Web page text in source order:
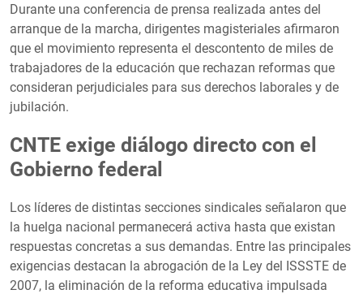
Durante una conferencia de prensa realizada antes del
arranque de la marcha, dirigentes magisteriales afirmaron
que el movimiento representa el descontento de miles de
trabajadores de la educación que rechazan reformas que
consideran perjudiciales para sus derechos laborales y de
jubilación.
CNTE exige diálogo directo con el
Gobierno federal
Los líderes de distintas secciones sindicales señalaron que
la huelga nacional permanecerá activa hasta que existan
respuestas concretas a sus demandas. Entre las principales
exigencias destacan la abrogación de la Ley del ISSSTE de
2007, la eliminación de la reforma educativa impulsada